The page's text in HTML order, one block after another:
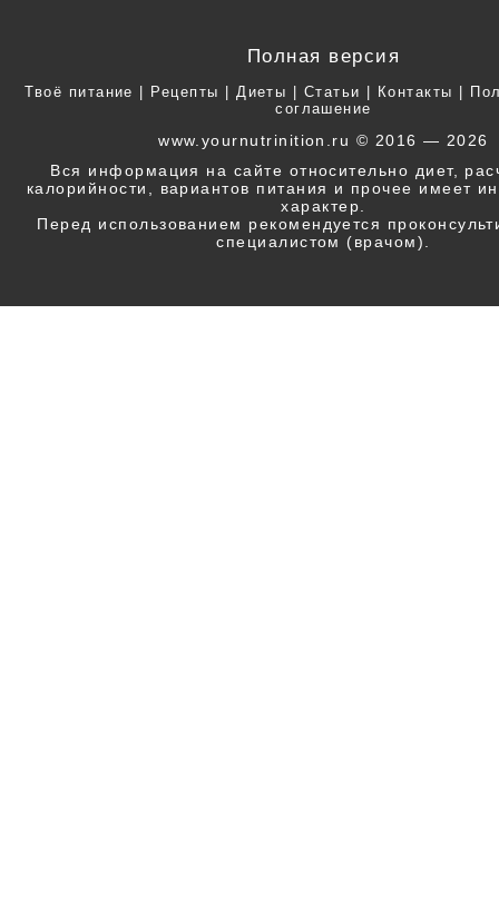
Полная версия
Твоё питание | Рецепты | Диеты | Статьи | Контакты |
соглашение
www.yournutrinition.ru © 2016 — 2026
Вся информация на сайте относительно диет,
калорийности, вариантов питания и прочее имеет
характер.
Перед использованием рекомендуется
специалистом (врачом).